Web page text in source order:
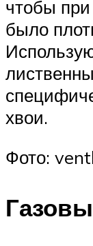
чтобы
было
хвои.
Фото: